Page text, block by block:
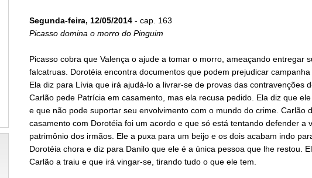
Segunda-feira, 12/05/2014- cap. 163
Picasso domina o morro do Pinguim
Picasso cobra que Valença o ajude a tomar o morro, ameaçando entregar
falcatruas. Dorotéia encontra documentos que podem prejudicar campanha
Ela diz para Lívia que irá ajudá-lo a livrar-se de provas das contravenções
Carlão pede Patrícia em casamento, mas ela recusa pedido. Ela diz que
e que não pode suportar seu envolvimento com o mundo do crime. Carlão
casamento com Dorotéia foi um acordo e que só está tentando defender a
patrimônio dos irmãos. Ele a puxa para um beijo e os dois acabam indo
Dorotéia chora e diz para Danilo que ele é a única pessoa que lhe restou.
Carlão a traiu e que irá vingar-se, tirando tudo o que ele tem.